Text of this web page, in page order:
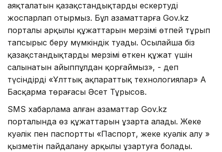
аяқталатын қазақстандықтарды ескертуді
жоспарлап отырмыз. Бұл азаматтарға Gov.kz
порталы арқылы құжаттарын мерзімі өтпей тұрып
тапсырыс беру мүмкіндік туады. Осылайша біз
қазақстандықтарды мерзімі өткен құжат үшін
салынатын айыппұлдан қорғаймыз», - деп
түсіндірді «Ұлттық ақпараттық технологиялар» АҚ
Басқарма төрағасы Әсет Тұрысов.
SMS хабарлама алған азаматтар Gov.kz
порталында өз құжаттарын ұзарта алады. Жеке
куәлік пен паспортты «Паспорт, жеке куәлік алу »
қызметін пайдалану арқылы ұзартуға болады.